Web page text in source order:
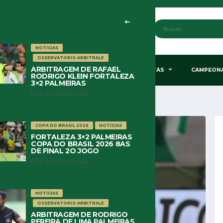
& POLÍTICA HISTÓRIA COLUNISTAS
NOTÍCIAS
OSSERVATORIO ARBITRALE
ARBITRAGEM DE RAFAEL
RODRIGO KLEIN FORTALEZA
3×2 PALMEIRAS
6 DE AGOSTO DE 2026
COPA DO BRASIL 2026 NOTÍCIAS
FORTALEZA 3×2 PALMEIRAS
COPA DO BRASIL 2026 8AS
DE FINAL 2O JOGO
6 DE AGOSTO DE 2026
NOTÍCIAS
OSSERVATORIO ARBITRALE
ARBITRAGEM DE RODRIGO